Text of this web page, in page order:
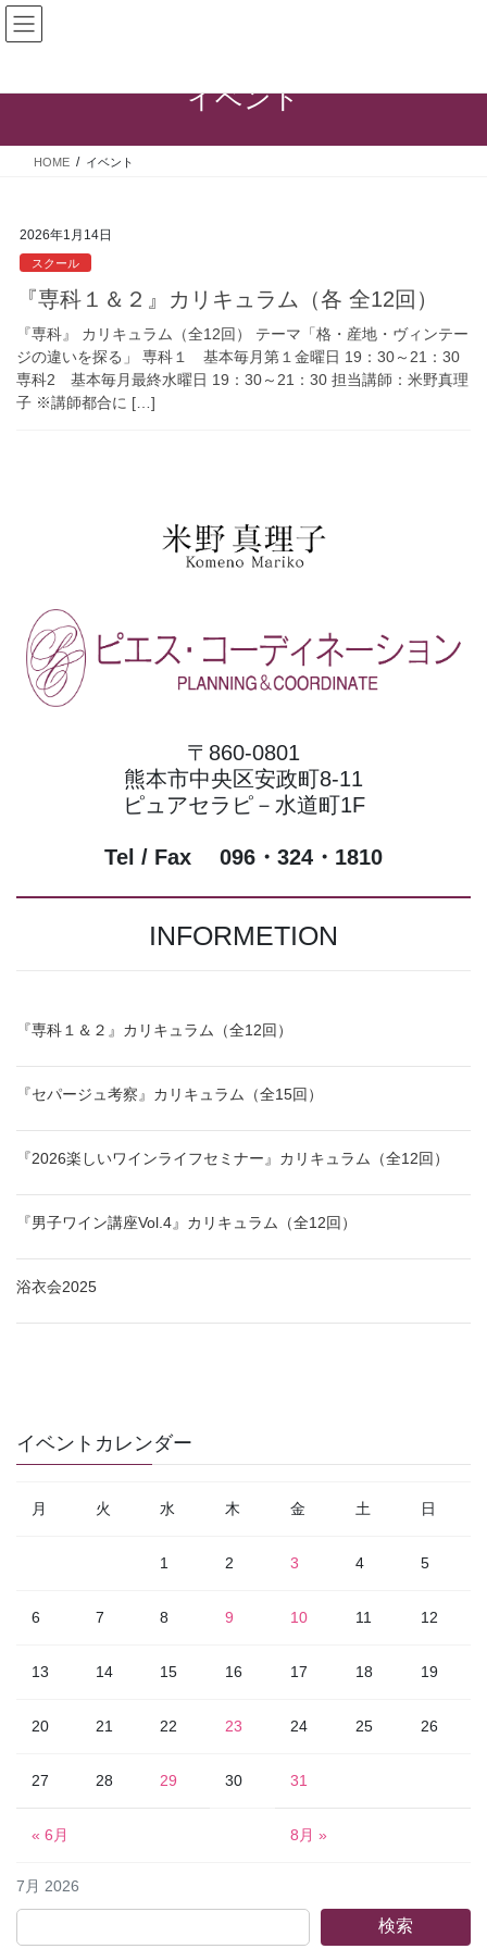
コ
ン
ス
ナ
ビ
ン
イベント
HOME イベント
2026年1月14日
スクール
『専科１＆２』カリキュラム（各 全12回）
『専科』 カリキュラム（全12回） テーマ「格・産地・ヴィンテー
ジの違いを探る」 専科１ 基本毎月第１金曜日 19：30～21：30
専科2 基本毎月最終水曜日 19：30～21：30 担当講師：米野真理
子 ※講師都合に […]
〒860-0801
熊本市中央区安政町8-11
ピュアセラピ－水道町1F
Tel / Fax 096・324・1810
INFORMETION
『専科１＆２』カリキュラム（全12回）
『セパージュ考察』カリキュラム（全15回）
『2026楽しいワインライフセミナー』カリキュラム（全12回）
『男子ワイン講座Vol.4』カリキュラム（全12回）
浴衣会2025
イベントカレンダー
7月 2026
月 火 水 木 金 土 日
1 2 3 4 5
6 7 8 9 10 11 12
13 14 15 16 17 18 19
20 21 22 23 24 25 26
27 28 29 30 31
« 6月 8月 »
検索